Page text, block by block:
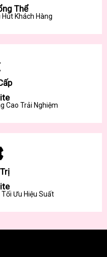
Thể
Khách Hàng
Cao Trải Nghiệm
Ưu Hiệu Suất